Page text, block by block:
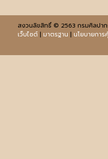
สงวนลิขสิทธิ์ © 2563 กรมศิลปา
เว็บไซต์| มาตรฐาน | นโยบายกา